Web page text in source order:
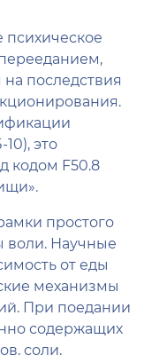
последствия
это
кодом F50.8
простого
воли. Научные
от еды
механизмы
При поедании
содержащих
соли,